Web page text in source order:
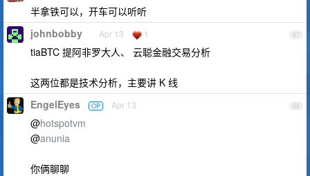
半拿铁可以，开车可以听听
67
johnbobby Apr 13 1
tiaBTC 提阿非罗大人、 云聪金融交易分析
这两位都是技术分析，主要讲 K 线
68
EngelEyes OP Apr 13
@hotspotvm
@anunia
你俩聊聊